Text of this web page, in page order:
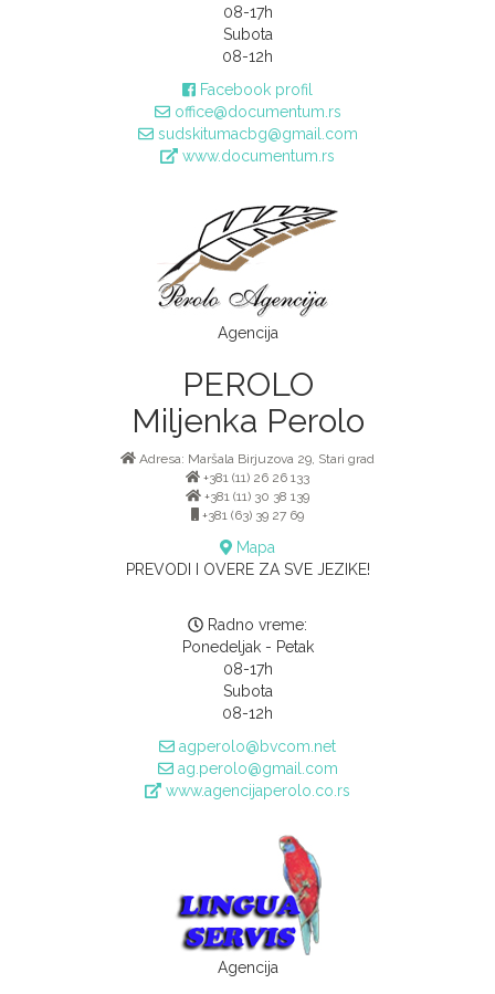
08-17h
Subota
08-12h
Facebook profil
office@documentum.rs
sudskitumacbg@gmail.com
www.documentum.rs
Agencija
PEROLO
Miljenka Perolo
Adresa: Maršala Birjuzova 29, Stari grad
+381 (11) 26 26 133
+381 (11) 30 38 139
+381 (63) 39 27 69
Mapa
PREVODI I OVERE ZA SVE JEZIKE!
Radno vreme:
Ponedeljak - Petak
08-17h
Subota
08-12h
agperolo@bvcom.net
ag.perolo@gmail.com
www.agencijaperolo.co.rs
Agencija